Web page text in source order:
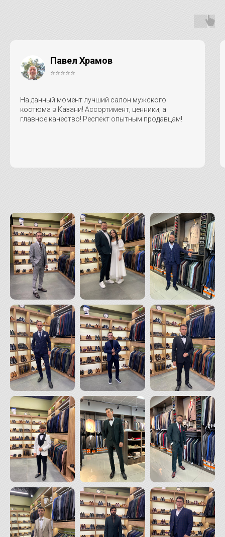
Павел Храмов
⭐⭐⭐⭐⭐
На данный момент лучший салон мужского
костюма в Казани! Ассортимент, ценники, а
главное качество! Респект опытным продавцам!